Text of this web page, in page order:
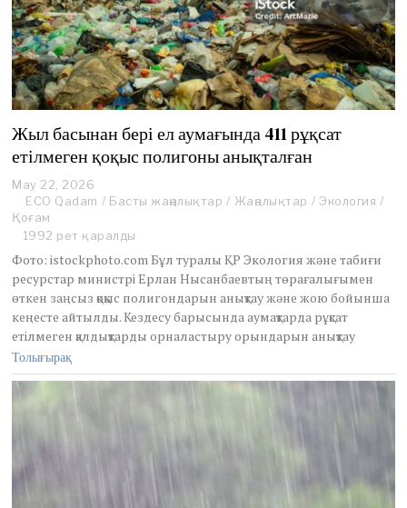
Жыл басынан бері ел аумағында 411 рұқсат
етілмеген қоқыс полигоны анықталған
May 22, 2026
a
2
,
2
0
2
6
ECO Qadam / Басты жаңалықтар / Жаңалықтар / Экология /
Қоғам
1992 рет қаралды
Фото: istockphoto.com Бұл туралы ҚР Экология және табиғи
ресурстар министрі Ерлан Нысанбаевтың төрағалығымен
өткен заңсыз қоқыс полигондарын анықтау және жою бойынша
кеңесте айтылды. Кездесу барысында аумақтарда рұқсат
етілмеген қалдықтарды орналастыру орындарын анықтау
Толығырақ